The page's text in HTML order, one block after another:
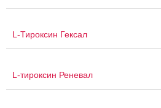
L-Тироксин Гексал
L-тироксин Реневал